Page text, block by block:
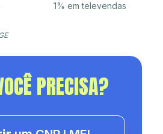
1% em televendas
PRECISA?